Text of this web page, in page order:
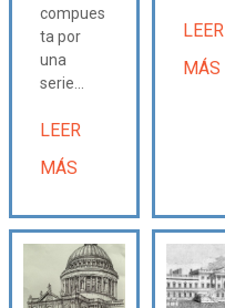
compues
ta por
una
serie...
LEER
MÁS
LEER
MÁS